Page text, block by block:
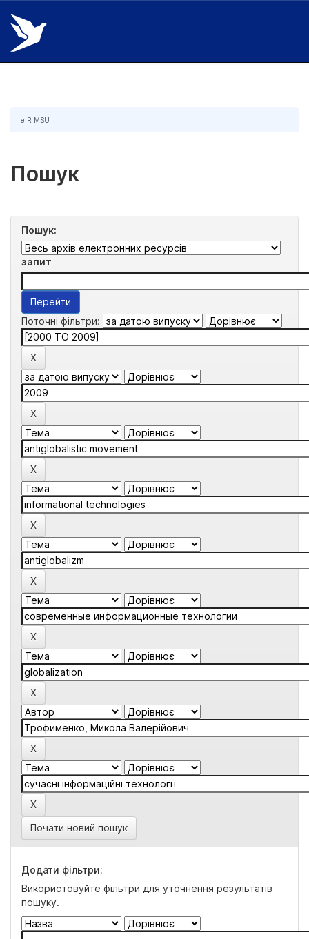
Skip
navigation
eIR MSU
Пошук
Пошук:
запит
Поточні фільтри:
Почати новий пошук
Додати фільтри:
Використовуйте фільтри для уточнення результатів
пошуку.